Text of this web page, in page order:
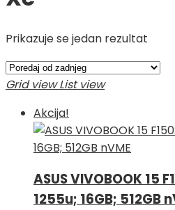
Prikazuje se jedan rezultat
Grid view List view
Akcija!
ASUS VIVOBOOK 15
1255u; 16GB; 512GB